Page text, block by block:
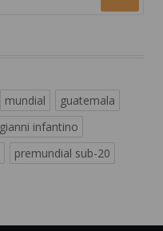
mundial
guatemala
gianni infantino
premundial sub-20